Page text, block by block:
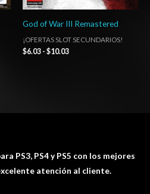
God of War III Remastered
¡OFERTAS SLOT SECUNDARIOS!
$6.03 - $10.03
PS3, PS4 y PS5 con los mejores
atención al cliente.